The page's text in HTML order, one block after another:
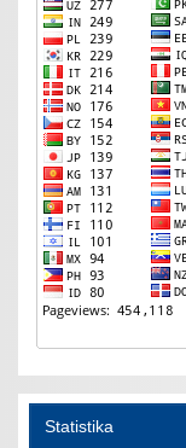
Statistika